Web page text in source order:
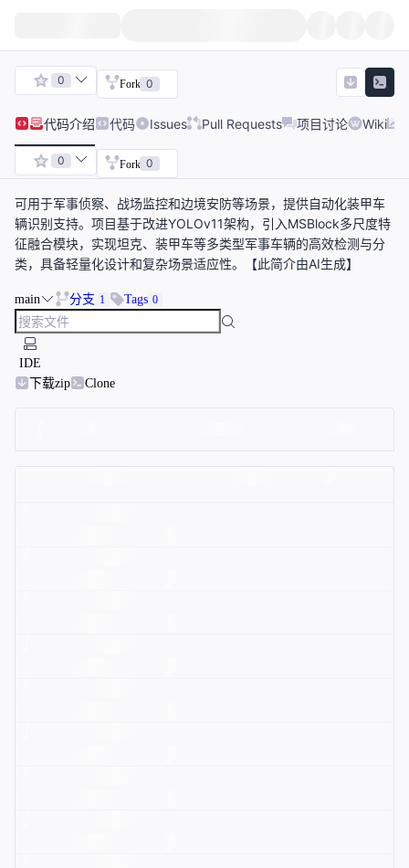
0 Fork 0
代码介绍 代码 Issues Pull Requests 项目讨论 Wiki
0 Fork 0
可用于军事侦察、战场监控和边境安防等场景，提供自动化装甲车
辆识别支持。项目基于改进YOLOv11架构，引入MSBlock多尺度特
征融合模块，实现坦克、装甲车等多类型军事车辆的高效检测与分
类，具备轻量化设计和复杂场景适应性。【此简介由AI生成】
main 分支 1 Tags 0
IDE
下载zip
Clone